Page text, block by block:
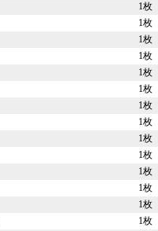
1枚
1枚
1枚
1枚
1枚
1枚
1枚
1枚
1枚
1枚
1枚
1枚
1枚
1枚